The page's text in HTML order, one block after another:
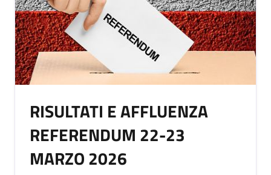
RISULTATI E AFFLUENZA
REFERENDUM 22-23
MARZO 2026